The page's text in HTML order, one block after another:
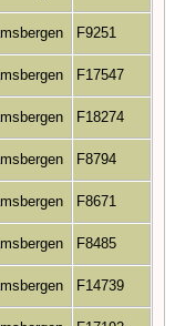
F9251
F17547
F18274
F8794
F8671
F8485
F14739